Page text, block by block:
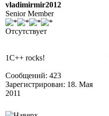
vladimirmir2012
Senior Member
Отсутствует
1C++ rocks!
Сообщений: 423
Зарегистрирован: 18. Мая
2011